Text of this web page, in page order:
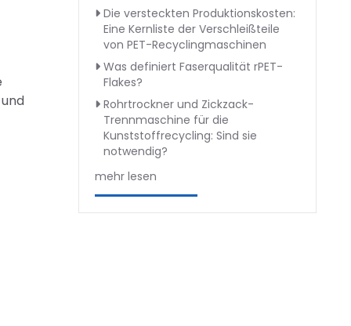
Die versteckten Produktionskosten:
Eine Kernliste der Verschleißteile
von PET-Recyclingmaschinen
Was definiert Faserqualität rPET-
Flakes?
Rohrtrockner und Zickzack-
Trennmaschine für die
Kunststoffrecycling: Sind sie
notwendig?
mehr lesen